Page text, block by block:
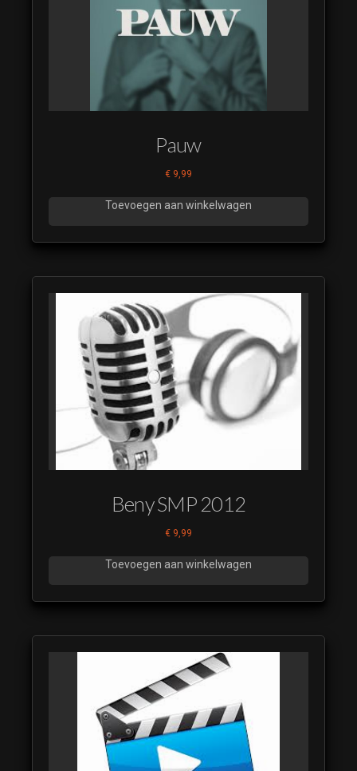
Pauw
€ 9,99
Toevoegen aan winkelwagen
Beny SMP 2012
€ 9,99
Toevoegen aan winkelwagen